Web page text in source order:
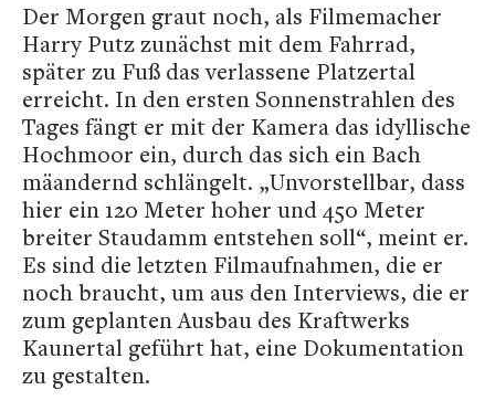
Der Morgen graut noch, als Filmemacher
Harry Putz zunächst mit dem Fahrrad,
später zu Fuß das verlassene Platzertal
erreicht. In den ersten Sonnenstrahlen des
Tages fängt er mit der Kamera das idyllische
Hochmoor ein, durch das sich ein Bach
mäandernd schlängelt. „Unvorstellbar, dass
hier ein 120 Meter hoher und 450 Meter
breiter Staudamm entstehen soll“, meint er.
Es sind die letzten Filmaufnahmen, die er
noch braucht, um aus den Interviews, die er
zum geplanten Ausbau des Kraftwerks
Kaunertal geführt hat, eine Dokumentation
zu gestalten.